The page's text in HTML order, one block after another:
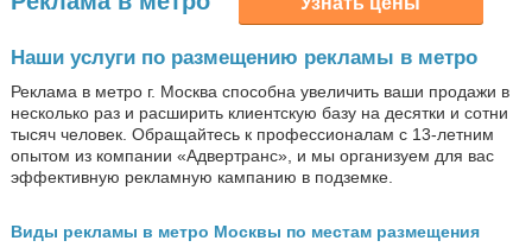
Наши услуги по размещению рекламы в метро
Реклама в метро г. Москва способна увеличить ваши продажи в
несколько раз и расширить клиентскую базу на десятки и сотни
тысяч человек. Обращайтесь к профессионалам с 13-летним
опытом из компании «Адвертранс», и мы организуем для вас
эффективную рекламную кампанию в подземке.
Виды рекламы в метро Москвы по местам размещения